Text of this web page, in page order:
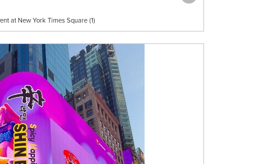
at New York Times Square (1)